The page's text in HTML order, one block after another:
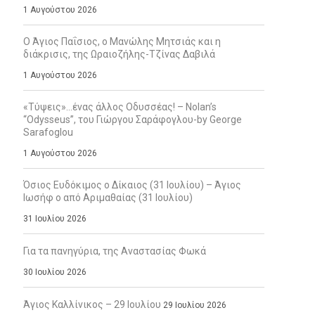
1 Αυγούστου 2026
Ο Άγιος Παΐσιος, ο Μανώλης Μητσιάς και η
διάκρισις, της Ωραιοζήλης-Τζίνας Δαβιλά
1 Αυγούστου 2026
«Τύψεις»…ένας άλλος Οδυσσέας! – Nolan’s
“Odysseus”, του Γιώργου Σαράφογλου-by George
Sarafoglou
1 Αυγούστου 2026
Όσιος Ευδόκιμος ο Δίκαιος (31 Ιουλίου) – Άγιος
Ιωσήφ ο από Αριμαθαίας (31 Ιουλίου)
31 Ιουλίου 2026
Για τα πανηγύρια, της Αναστασίας Φωκά
30 Ιουλίου 2026
Άγιος Καλλίνικος – 29 Ιουλίου 29 Ιουλίου 2026